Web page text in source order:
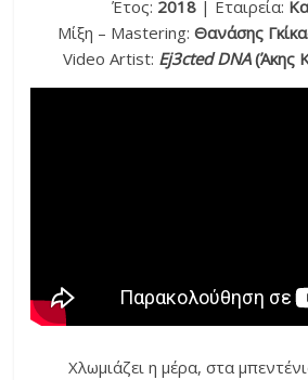
Έτος: 2018| Εταιρεία:
Μίξη – Mastering:Θανάσης
Video Αrtist: Ej3cted DNA (Άκης
Χλωμιάζει η μέρα, στα